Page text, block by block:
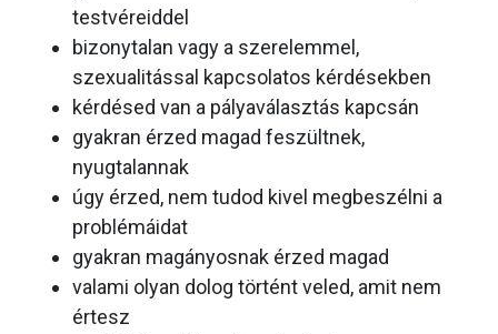
testvéreiddel
bizonytalan vagy a szerelemmel,
szexualitással kapcsolatos kérdésekben
kérdésed van a pályaválasztás kapcsán
gyakran érzed magad feszültnek,
nyugtalannak
úgy érzed, nem tudod kivel megbeszélni a
problémáidat
gyakran magányosnak érzed magad
valami olyan dolog történt veled, amit nem
értesz